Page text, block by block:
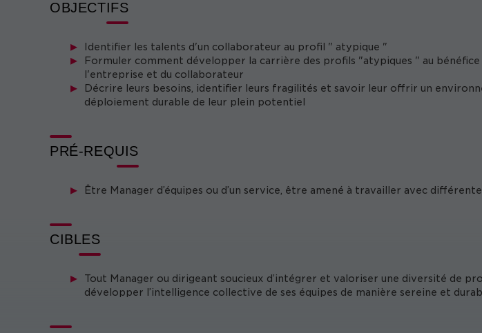
OBJECTIFS
Identifier les talents d'un collaborateur au profil " atypique "
Formuler comment développer la carrière des profils "atypiques " au
l'entreprise et du collaborateur
Décrire leurs besoins, identifier leurs fragilités et savoir leur offrir un
déploiement durable de leur plein potentiel
PRÉ-REQUIS
Être Manager d’équipes ou d’un service, être amené à travailler avec
CIBLES
Tout Manager ou dirigeant soucieux d’intégrer et valoriser une diversité de
développer l’intelligence collective de ses équipes de manière sereine et